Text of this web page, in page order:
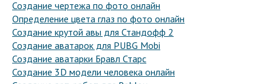
Создание чертежа по фото онлайн
Определение цвета глаз по фото онлайн
Создание крутой авы для Стандофф 2
Создание аватарок для PUBG Mobi
Создание аватарки Бравл Старс
Создание 3D модели человека онлайн